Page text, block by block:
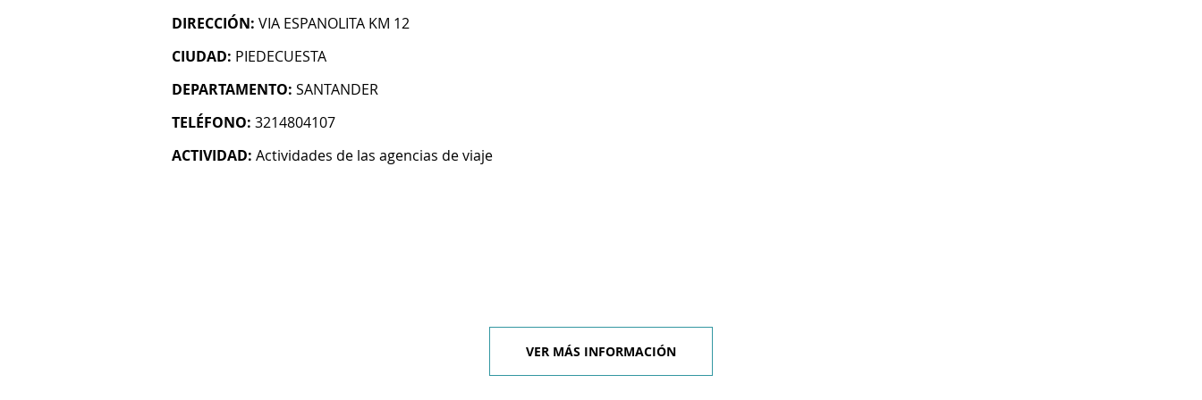
DIRECCIÓN: VIA ESPANOLITA KM 12
CIUDAD: PIEDECUESTA
DEPARTAMENTO: SANTANDER
TELÉFONO: 3214804107
ACTIVIDAD: Actividades de las agencias de viaje
VER MÁS INFORMACIÓN